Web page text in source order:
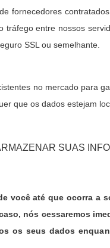
fornecedores
tráfego entre nossos
SSL ou semelhante.
no mercado para
que os dados estejam
SUAS
você até que ocorra a
nós cessaremos
os seus dados